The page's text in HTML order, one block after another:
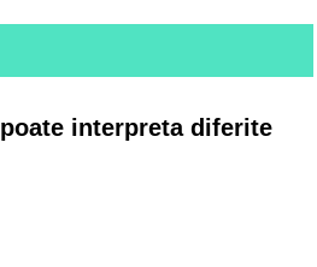
interpreta diferite